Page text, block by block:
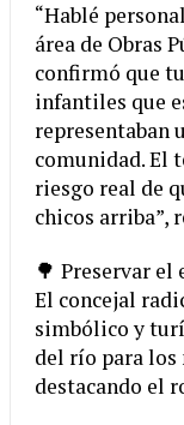
“Hablé
área de Obras
confirmó que
infantiles que
representaban
comunidad. El
riesgo real de
chicos arriba”,
🌳 Preservar el
El concejal
simbólico y
del río para los
destacando el